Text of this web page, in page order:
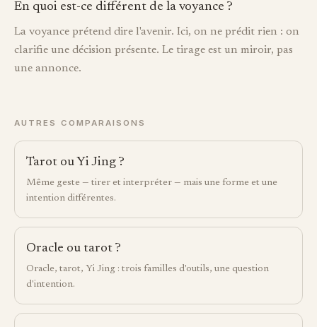
En quoi est-ce différent de la voyance ?
La voyance prétend dire l'avenir. Ici, on ne prédit rien : on
clarifie une décision présente. Le tirage est un miroir, pas
une annonce.
AUTRES COMPARAISONS
Tarot ou Yi Jing ?
Même geste — tirer et interpréter — mais une forme et une
intention différentes.
Oracle ou tarot ?
Oracle, tarot, Yi Jing : trois familles d'outils, une question
d'intention.